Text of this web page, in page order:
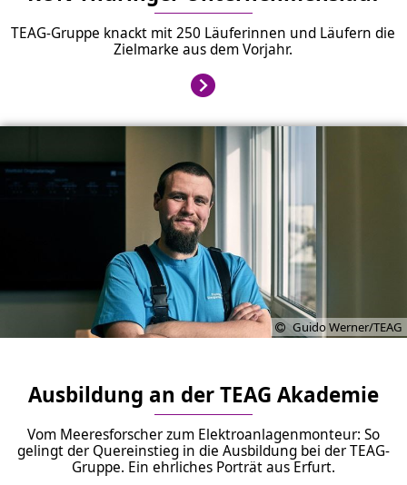
TEAG-Gruppe knackt mit 250 Läuferinnen und Läufern die
Zielmarke aus dem Vorjahr.
Guido Werner/TEAG
Ausbildung an der TEAG Akademie
Vom Meeresforscher zum Elektroanlagenmonteur: So
gelingt der Quereinstieg in die Ausbildung bei der TEAG-
Gruppe. Ein ehrliches Porträt aus Erfurt.